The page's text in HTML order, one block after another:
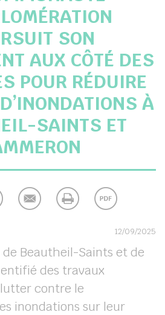
SON
AUX CÔTÉ DES
POUR RÉDUIRE
À
SAINTS ET
12/09/2025
Beautheil-Saints et de
des travaux
contre le
inondations sur leur